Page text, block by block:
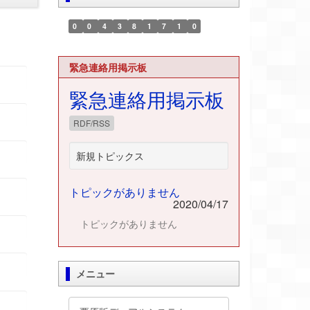
0 0 4 3 8 1 7 1 0
緊急連絡用掲示板
緊急連絡用掲示板
RDF/RSS
新規トピックス
トピックがありません
2020/04/17
トピックがありません
メニュー